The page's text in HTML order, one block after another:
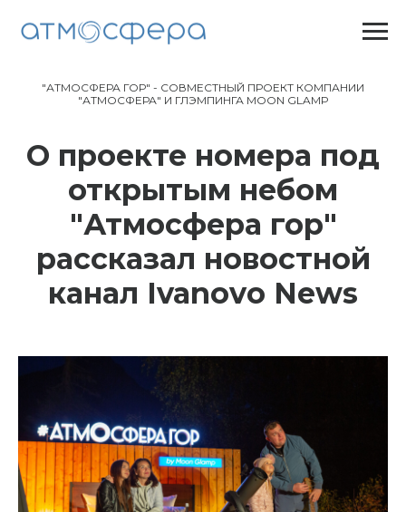
"АТМОСФЕРА ГОР" - СОВМЕСТНЫЙ ПРОЕКТ КОМПАНИИ
"АТМОСФЕРА" И ГЛЭМПИНГА MOON GLAMP
О проекте номера под
открытым небом
"Атмосфера гор"
рассказал новостной
канал Ivanovo News